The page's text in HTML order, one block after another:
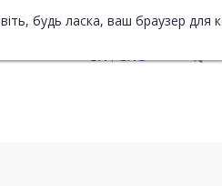
будь ласка, ваш браузер для
UA
ENG